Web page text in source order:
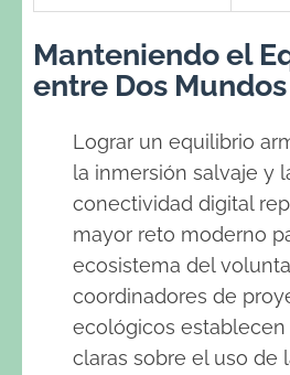
Manteniendo el
entre Dos Mundos
Lograr un equilibrio
la inmersión salvaje y
conectividad digital
mayor reto moderno
ecosistema del
coordinadores de
ecológicos establecen
claras sobre el uso de